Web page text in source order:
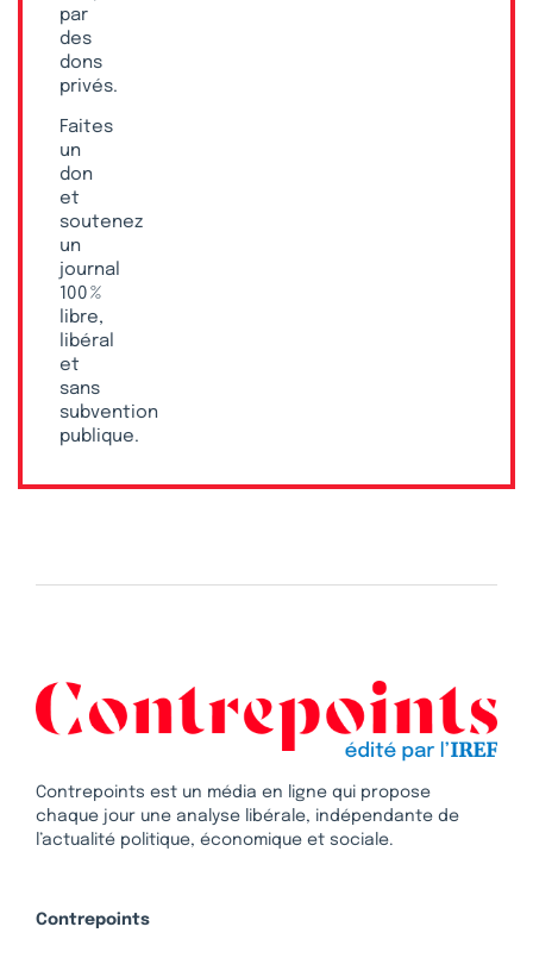
par
des
dons
privés.
Faites
un
don
et
soutenez
un
journal
100 %
libre,
libéral
et
sans
subvention
publique.
Contrepoints est un média en ligne qui propose
chaque jour une analyse libérale, indépendante de
l’actualité politique, économique et sociale.
Contrepoints